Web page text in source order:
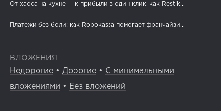
От хаоса на кухне — к прибыли в один клик: как Restik...
Платежи без боли: как Robokassa помогает франчайзи...
ВЛОЖЕНИЯ
Недорогие • Дорогие • С минимальными
вложениями • Без вложений